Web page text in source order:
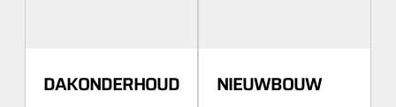
DAKONDERHOUD NIEUWBOUW